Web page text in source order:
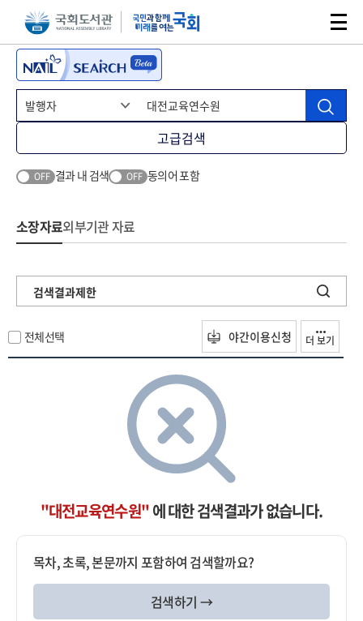
본문 바로가기주메뉴 바로가기
고급검색
OFF 결과 내 검색 OFF 동의어 포함
소장자료외부기관 자료
검색결과제한
전체선택 야간이용신청 더 보기
"대전교육연수원"에 대한 검색결과가 없습니다.
목차, 초록, 본문까지 포함하여 검색할까요?
검색하기 →